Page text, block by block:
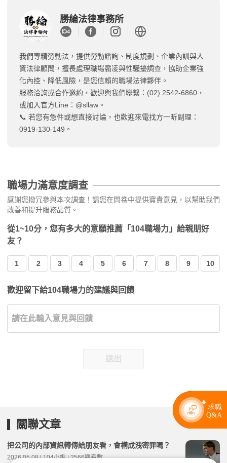
勝綸法律事務所
我們專精勞動法，提供勞動諮詢、制度規劃、企業內訓與人
資法律顧問，擅長處理職場霸凌與性騷擾調查，協助企業強
化內控、降低風險，是您信賴的職場法律夥伴。
服務洽詢或合作邀約，歡迎與我們聯繫：(02) 2542-6860，
或加入官方Line：@sllaw。
📞 若您有急件或想直接討論，也歡迎來電找方一昕副理：
0919-130-149。
職場力滿意度調查
感謝您撥冗參與本次調查！請您在問卷中提供寶貴意見，以幫助我們
改善和提升服務品質。
從1~10分，您有多大的意願推薦「104職場力」給親朋好
友？
1 2 3 4 5 6 7 8 9 10
歡迎留下給104職場力的建議與回饋
送出
關聯文章
把公司的內部資訊轉傳給朋友看，會構成洩密罪嗎？
2026.05.08 | 104小編 | 2566觀看數